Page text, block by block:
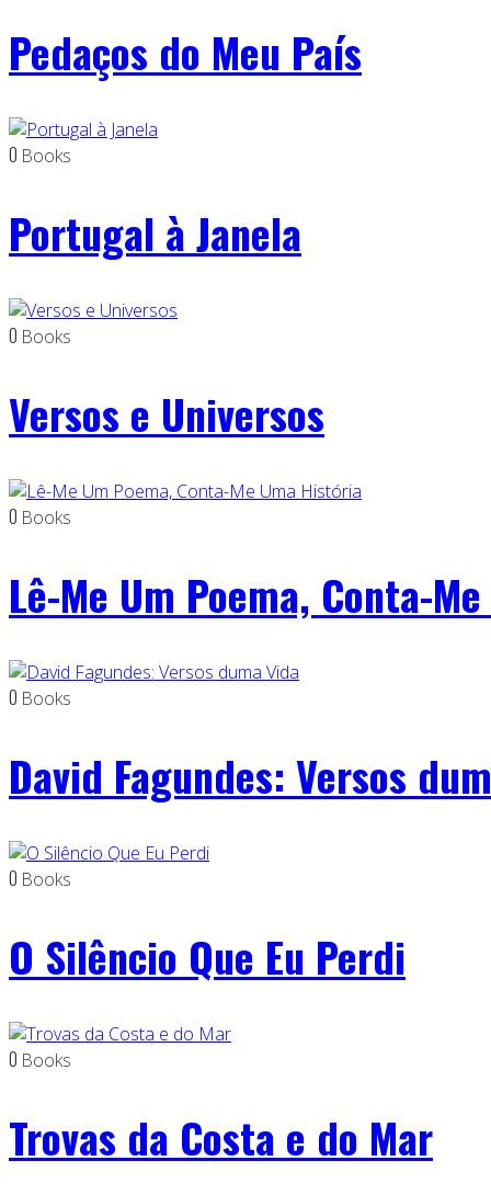
Pedaços do Meu País
0 Books
Portugal à Janela
0 Books
Versos e Universos
0 Books
Lê-Me Um Poema, Conta-
0 Books
David Fagundes: Versos
0 Books
O Silêncio Que Eu Perdi
0 Books
Trovas da Costa e do Mar